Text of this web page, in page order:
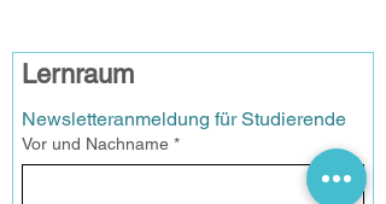
Lernraum
Newsletteranmeldung für Studierende
Vor und Nachname *